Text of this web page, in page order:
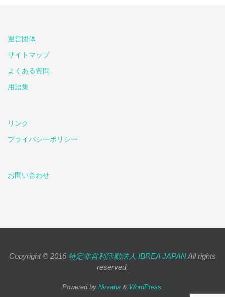
運営団体
サイトマップ
よくある質問
用語集
リンク
プライバシーポリシー
お問い合わせ
Copyright © 2016 特定非営利活動法人 IBREA JAPANAll rights
reserved.
Powered by Nirvana& WordPress.